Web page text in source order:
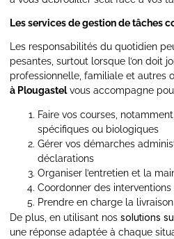
Les services de gestion de tâches
Les responsabilités du quotidien
pesantes, surtout lorsque l’on doit
professionnelle, familiale et autres
à Plougastelvous accompagne
Faire vos courses,
spécifiques ou biologiques
Gérer vos démarches
déclarations
Organiser l’entretien et la
Coordonner des
Prendre en charge la
De plus, en utilisant nos solutions
une réponse adaptée à chaque